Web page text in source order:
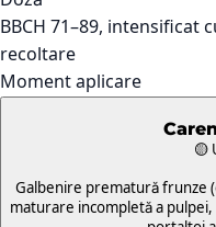
BBCH 71–89, intensificat
recoltare
Moment aplicare
🟡
Galbenire prematură frunze
maturare incompletă a